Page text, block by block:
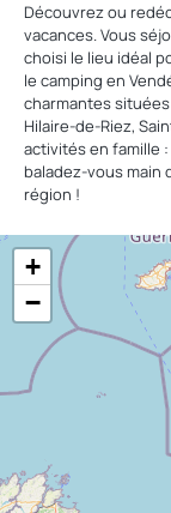
Découvrez ou
vacances. Vous
choisi le lieu idéal
le camping en
charmantes
Hilaire-de-Riez,
activités en famille :
baladez-vous main
région !
+
−